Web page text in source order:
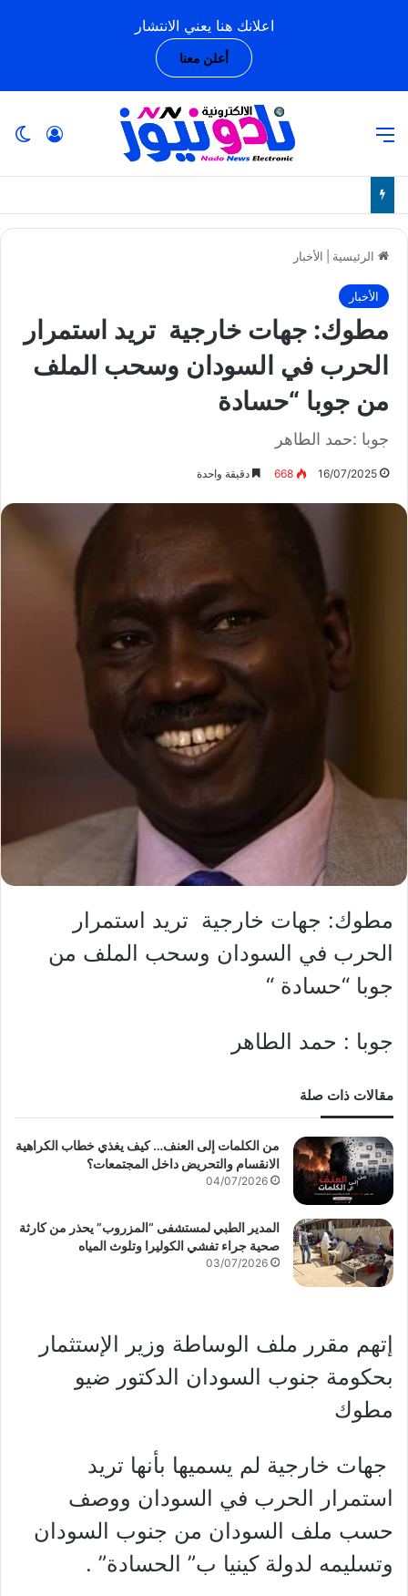
اعلانك هنا يعني الانتشار
أعلن معنا
الرئيسية الأخبار
الأخبار
مطوك: جهات خارجية تريد استمرار
الحرب في السودان وسحب الملف
من جوبا “حسادة
جوبا :حمد الطاهر
16/07/2025
668 دقيقة واحدة
مطوك: جهات خارجية تريد استمرار
الحرب في السودان وسحب الملف من
جوبا “حسادة “
جوبا : حمد الطاهر
مقالات ذات صلة
من الكلمات إلى العنف… كيف يغذي خطاب الكراهية
الانقسام والتحريض داخل المجتمعات؟
04/07/2026
المدير الطبي لمستشفى “المزروب” يحذر من كارثة
صحية جراء تفشي الكوليرا وتلوث المياه
03/07/2026
إتهم مقرر ملف الوساطة وزير الإستثمار
بحكومة جنوب السودان الدكتور ضيو
مطوك
جهات خارجية لم يسميها بأنها تريد
استمرار الحرب في السودان ووصف
حسب ملف السودان من جنوب السودان
وتسليمه لدولة كينيا ب” الحسادة” .